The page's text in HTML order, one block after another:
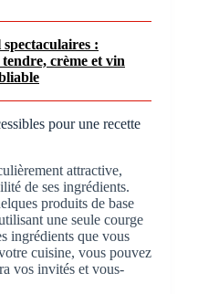
spectaculaires :
crème et vin
pour une recette
attractive,
de ses ingrédients.
produits de base
une seule courge
ingrédients que vous
cuisine, vous pouvez
vos invités et vous-